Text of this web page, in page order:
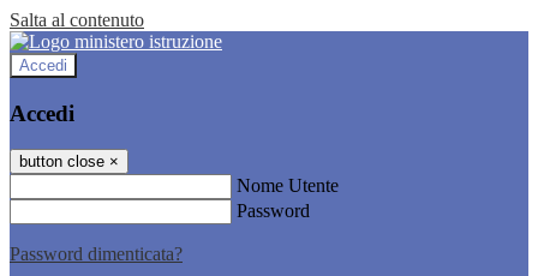
Salta al contenuto
Accedi
Accedi
button close ×
Nome Utente
Password
Password dimenticata?